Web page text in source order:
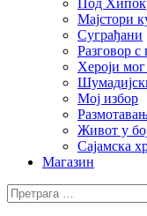
Под
Мајстори
Суграђани
Разговор
Хероји мог
Мој избор
Живот у
Сајамска
Магазин
Претрага
за: